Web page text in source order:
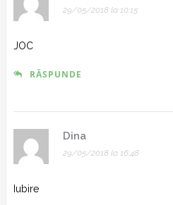
29/05/2018 la 10:15
JOC
RĂSPUNDE
Dina
29/05/2018 la 16:48
Iubire